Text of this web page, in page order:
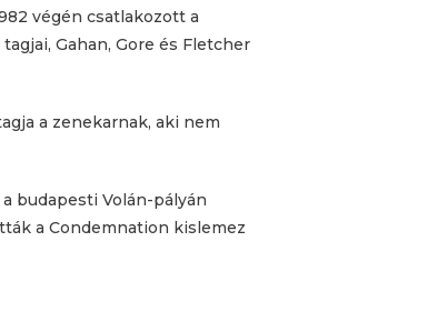
végén csatlakozott a
Gahan, Gore és Fletcher
a zenekarnak, aki nem
budapesti Volán-pályán
a Condemnation kislemez